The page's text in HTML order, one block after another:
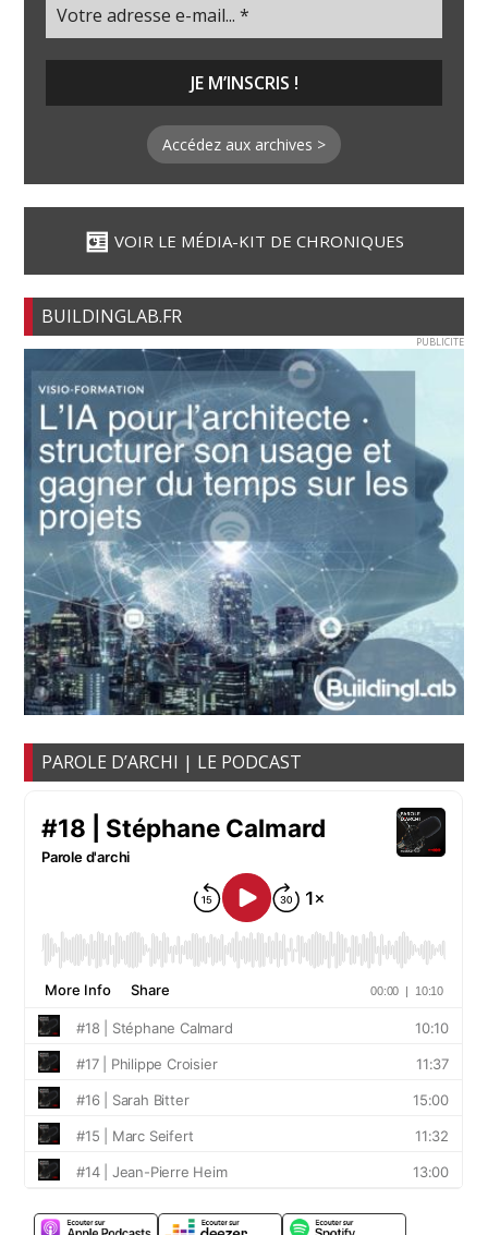
Accédez aux archives >
VOIR LE MÉDIA-KIT DE CHRONIQUES
BUILDINGLAB.FR
PUBLICITE
PAROLE D’ARCHI | LE PODCAST